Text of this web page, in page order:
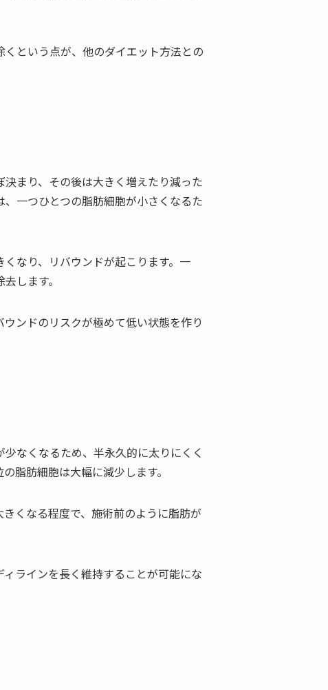
という点が、他のダイエット方法との
まり、その後は大きく増えたり減った
一つひとつの脂肪細胞が小さくなるた
なり、リバウンドが起こります。一
します。
ンドのリスクが極めて低い状態を作り
なくなるため、半永久的に太りにくく
脂肪細胞は大幅に減少します。
くなる程度で、施術前のように脂肪が
ラインを長く維持することが可能にな